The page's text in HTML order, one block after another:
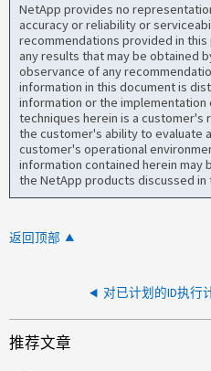
NetApp provides no
accuracy or reliability or
recommendations provided in
any results that may be obtained
observance of any
information in this document is
information or the
techniques herein is a customer's
the customer's ability to evaluate
customer's operational
information contained herein may
the NetApp products discussed in
返回顶部
推荐文章